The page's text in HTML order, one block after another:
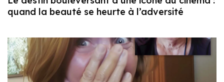
quand la beauté se heurte à l’adversité